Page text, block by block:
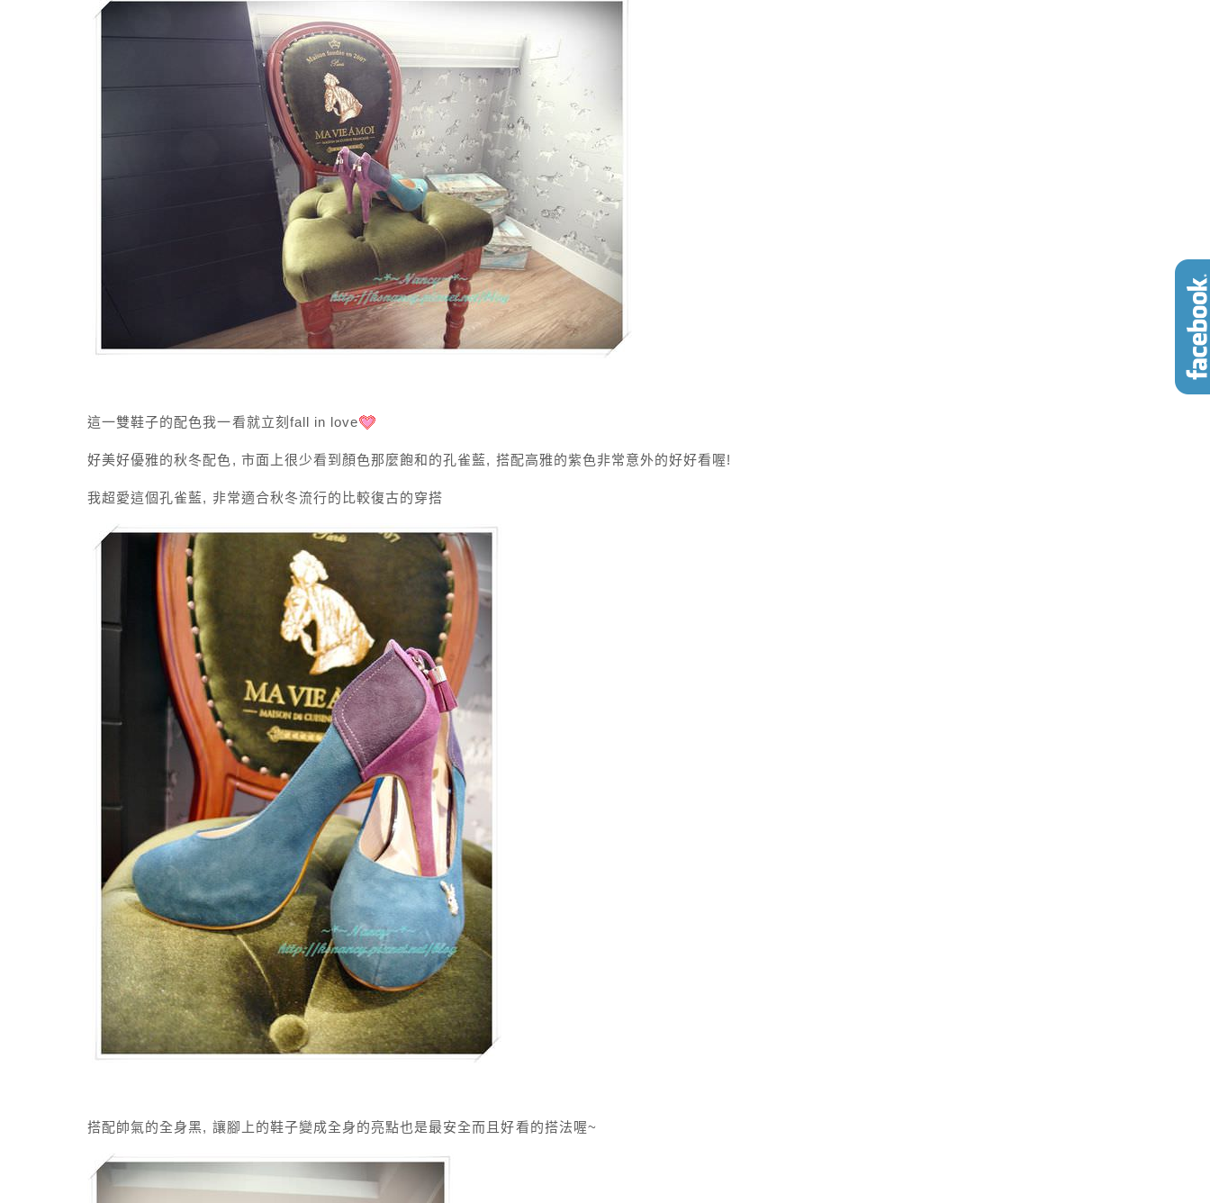
這一雙鞋子的配色我一看就立刻fall in love
好美好優雅的秋冬配色, 市面上很少看到顏色那麼飽和的孔雀藍, 搭配高雅的紫色非常意外的好好看喔!
我超愛這個孔雀藍, 非常適合秋冬流行的比較復古的穿搭
搭配帥氣的全身黑, 讓腳上的鞋子變成全身的亮點也是最安全而且好看的搭法喔~